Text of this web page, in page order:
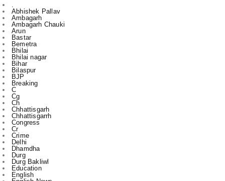
Bastar
Bemetra
Bhilai
Bhilai nagar
Bihar
Bilaspur
BJP
Breaking
C
Cg
Ch
Chhattisgarh
Chhattisgarrh
Congress
Cr
Crime
Delhi
Dhamdha
Durg
Durg Bakliwl
Education
English
English News
Featured
gadgets
gajendra yadav
HTC